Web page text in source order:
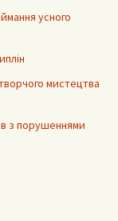
усного
мистецтва
з порушеннями